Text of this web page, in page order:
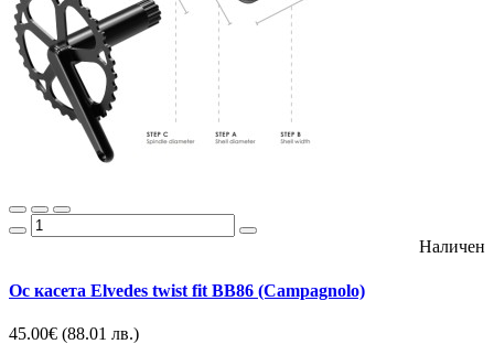
Наличен
Ос касета Elvedes twist fit BB86 (Campagnolo)
45.00€ (88.01 лв.)